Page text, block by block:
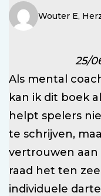
Wouter E,
25/
Als mental
kan ik dit boek
helpt spelers
te schrijven,
vertrouwen aan
raad het ten
individuele